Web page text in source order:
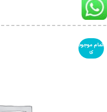
اتمام موجود
ی